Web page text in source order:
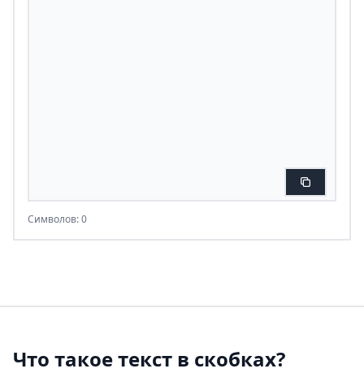
Символов: 0
Что такое текст в скобках?